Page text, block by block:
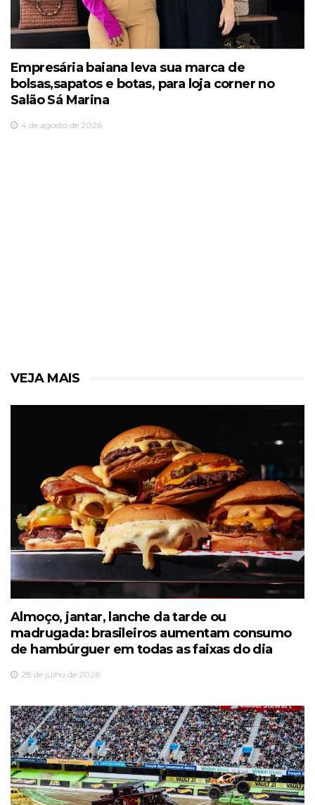
Empresária baiana leva sua marca de
bolsas,sapatos e botas, para loja corner no
Salão Sá Marina
4 de agosto de 2026
VEJA MAIS
Almoço, jantar, lanche da tarde ou
madrugada: brasileiros aumentam consumo
de hambúrguer em todas as faixas do dia
28 de julho de 2026